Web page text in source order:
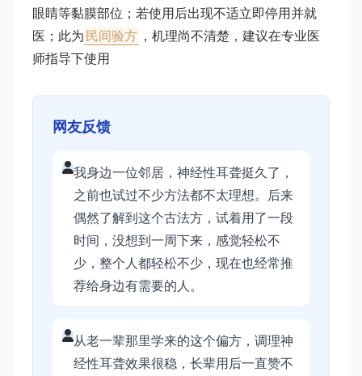
眼睛等黏膜部位；若使用后出现不适立即停用并就
医；此为民间验方 ，机理尚不清楚，建议在专业医
师指导下使用
网友反馈
我身边一位邻居，神经性耳聋挺久了，
之前也试过不少方法都不太理想。后来
偶然了解到这个古法方，试着用了一段
时间，没想到一周下来，感觉轻松不
少，整个人都轻松不少，现在也经常推
荐给身边有需要的人。
从老一辈那里学来的这个偏方，调理神
经性耳聋效果很稳，长辈用后一直赞不